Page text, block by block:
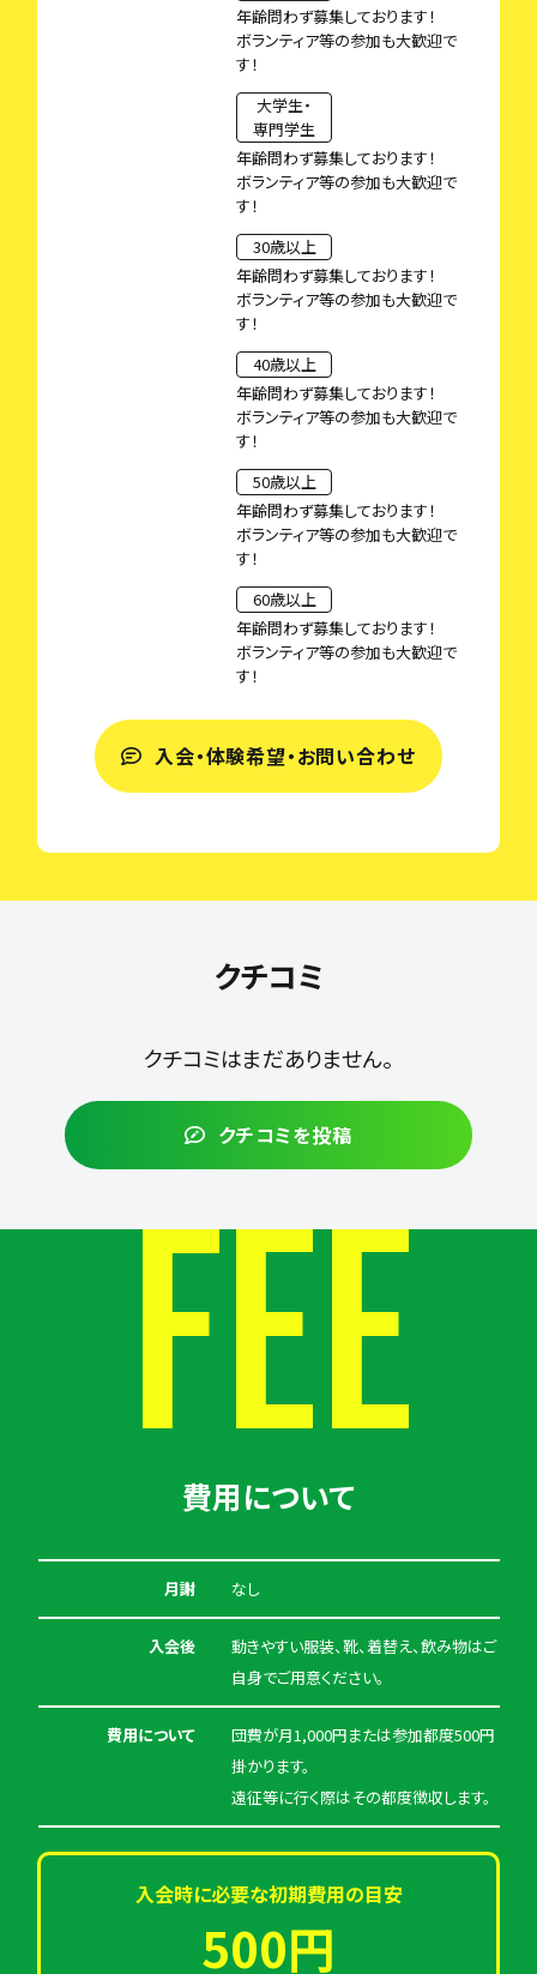
年齢問わず募集しております！
ボランティア等の参加も大歓迎で
す！
大学生・
専門学生
年齢問わず募集しております！
ボランティア等の参加も大歓迎で
す！
30歳以上
年齢問わず募集しております！
ボランティア等の参加も大歓迎で
す！
40歳以上
年齢問わず募集しております！
ボランティア等の参加も大歓迎で
す！
50歳以上
年齢問わず募集しております！
ボランティア等の参加も大歓迎で
す！
60歳以上
年齢問わず募集しております！
ボランティア等の参加も大歓迎で
す！
入会・体験希望・お問い合わせ
クチコミ
クチコミはまだありません。
クチコミを投稿
FEE
費用について
月謝 なし
入会後
動きやすい服装、靴、着替え、飲み物はご
自身でご用意ください。
費用について
団費が月1,000円または参加都度500円
掛かります。
遠征等に行く際はその都度徴収します。
入会時に必要な初期費用の目安
500円